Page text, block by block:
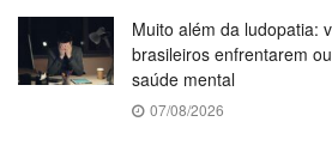
Muito além da ludopatia:
brasileiros enfrentarem
saúde mental
07/08/2026